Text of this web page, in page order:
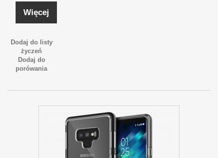
Więcej
Dodaj do listy
życzeń
Dodaj do
porówania